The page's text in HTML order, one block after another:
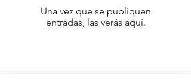
Una vez que se publiquen
entradas, las verás aquí.